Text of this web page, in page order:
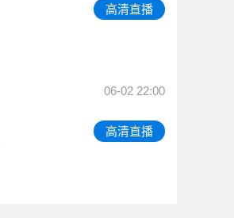
高清直播
06-02 22:00
高清直播